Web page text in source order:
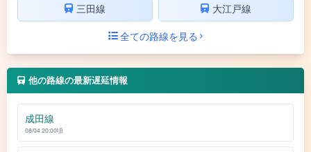
三田線
大江戸線
全ての路線を見る
他の路線の最新遅延情報
成田線
08/04 20:00頃